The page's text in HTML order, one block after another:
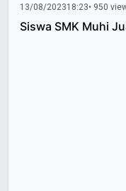
13/08/202318:23• 950
Siswa SMK Muhi